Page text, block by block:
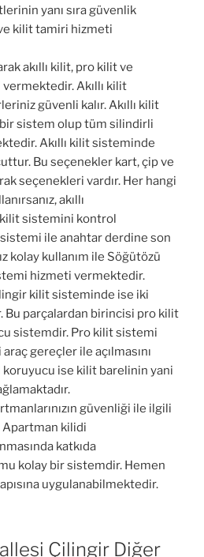
yanı sıra güvenlik
kilit tamiri hizmeti
akıllı kilit, pro kilit ve
Akıllı kilit
güvenli kalır. Akıllı kilit
sistem olup tüm silindirli
Akıllı kilit sisteminde
Bu seçenekler kart, çip ve
seçenekleri vardır. Her hangi
akıllı
kilit sistemini kontrol
ile anahtar derdine son
kolay kullanım ile Söğütözü
hizmeti vermektedir.
kilit sisteminde ise iki
Bu parçalardan birincisi pro kilit
sistemdir. Pro kilit sistemi
araç gereçler ile açılmasını
ise kilit barelinin yani
güvenliği ile ilgili
kilidi
katkıda
kolay bir sistemdir. Hemen
uygulanabilmektedir.
Çilingir Diğer